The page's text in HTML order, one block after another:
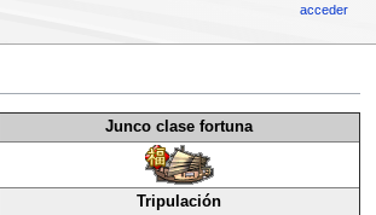
Junco clase fortuna
Tripulación
acceder